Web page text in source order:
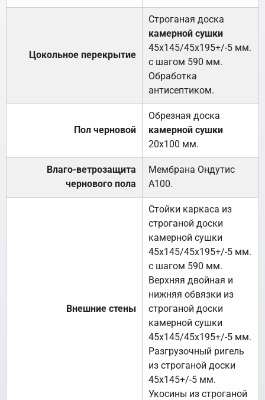
Цокольное перекрытие
Строганая доска
камерной сушки
45х145/45х195+/-5 мм.
с шагом 590 мм.
Обработка
антисептиком.
Пол черновой
Обрезная доска
камерной сушки
20х100 мм.
Влаго-ветрозащита
чернового пола
Мембрана Ондутис
А100.
Внешние стены
Стойки каркаса из
строганой доски
камерной сушки
45х145/45х195+/-5 мм.
с шагом 590 мм.
Верхняя двойная и
нижняя обвязки из
строганой доски
камерной сушки
45х145/45х195+/-5 мм.
Разгрузочный ригель
из строганой доски
45х145+/-5 мм.
Укосины из строганой